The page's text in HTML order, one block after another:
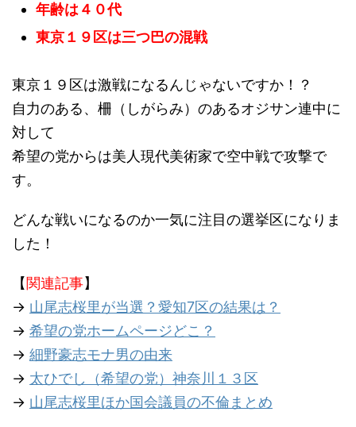
年齢は４０代
東京１９区は三つ巴の混戦
東京１９区は激戦になるんじゃないですか！？
自力のある、柵（しがらみ）のあるオジサン連中に
対して
希望の党からは美人現代美術家で空中戦で攻撃で
す。
どんな戦いになるのか一気に注目の選挙区になりま
した！
【 関連記事】
→ 山尾志桜里が当選？愛知7区の結果は？
→ 希望の党ホームページどこ？
→ 細野豪志モナ男の由来
→ 太ひでし（希望の党）神奈川１３区
→ 山尾志桜里ほか国会議員の不倫まとめ